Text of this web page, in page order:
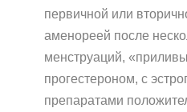
первичной или
аменореей после
менструаций,
прогестероном, с
препаратами